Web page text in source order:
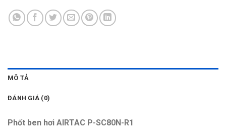
MÔ TẢ
ĐÁNH GIÁ (0)
Phốt ben hơi AIRTAC P-SC80N-R1